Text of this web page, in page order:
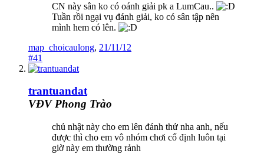
CN này sân ko có oánh giải pk a LumCau..
Tuần rồi ngại vụ đánh giải, ko có sân tập nên
mình hem có lên.
map_choicaulong, 21/11/12
#41
trantuandat
VĐV Phong Trào
chủ nhật này cho em lên đánh thử nha anh, nếu
được thì cho em vô nhóm chơi cố định luôn tại
giờ này em thường rảnh